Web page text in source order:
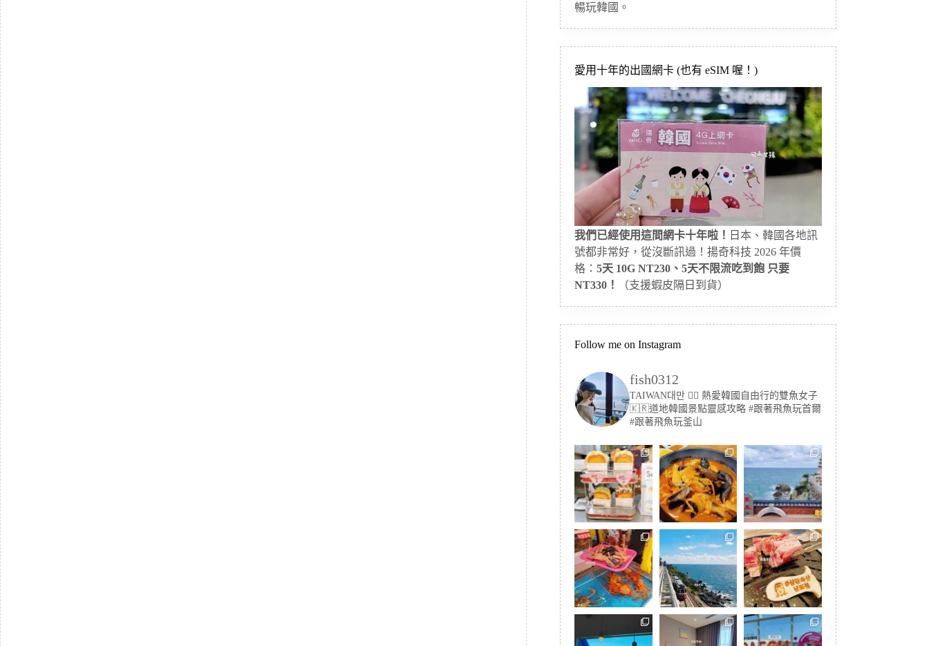
暢玩韓國。
愛用十年的出國網卡 (也有 eSIM 喔！)
我們已經使用這間網卡十年啦！ 日本、韓國各地訊
號都非常好，從沒斷訊過！揚奇科技 2026 年價
格：5天 10G NT230、5天不限流吃到飽 只要
NT330！
（支援蝦皮隔日到貨）
Follow me on Instagram
fish0312
TAIWAN대만 🏳️‍🌈 熱愛韓國自由行的雙魚女子
🇰🇷道地韓國景點靈感攻略 #跟著飛魚玩首爾
#跟著飛魚玩釜山